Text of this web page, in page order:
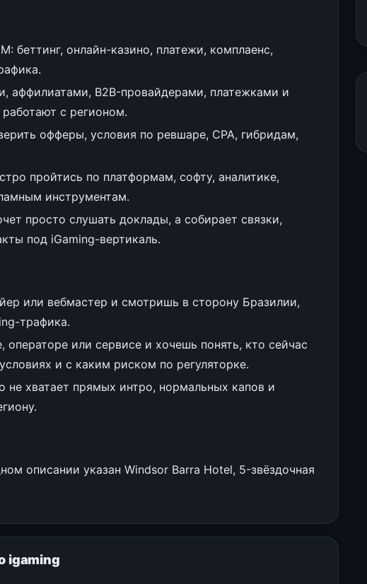
беттинг, онлайн-казино, платежи, комплаенс,
аффилиатами, B2B-провайдерами, платежками и
с регионом.
офферы, условия по ревшаре, CPA, гибридам,
пройтись по платформам, софту, аналитике,
инструментам.
просто слушать доклады, а собирает связки,
под iGaming-вертикаль.
или вебмастер и смотришь в сторону Бразилии,
трафика.
операторе или сервисе и хочешь понять, кто сейчас
и с каким риском по регуляторке.
не хватает прямых интро, нормальных капов и
описании указан Windsor Barra Hotel, 5-звёздочная
igaming